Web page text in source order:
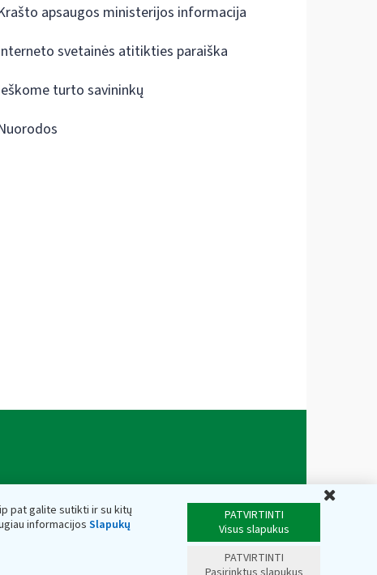
pat galite sutikti ir su kitų
informacijos Slapukų
PATVIRTINTI
Visus slapukus
PATVIRTINTI
apsaugos ministerijos informacija
svetainės atitikties paraiška
turto savininkų